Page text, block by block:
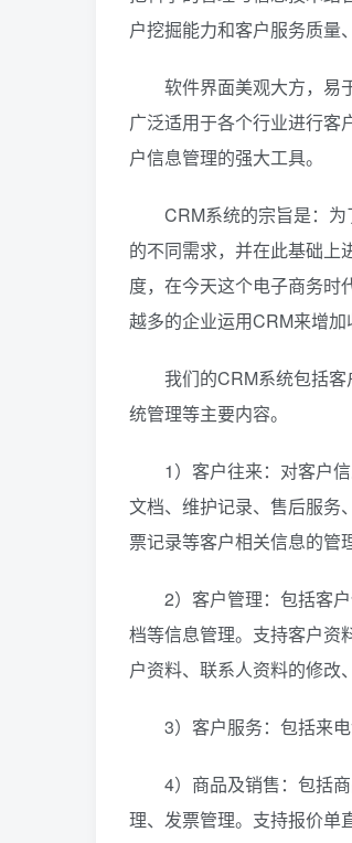
户挖掘能力和客户服务质量
软件界面美观大方，易于
广泛适用于各个行业进行客
户信息管理的强大工具。
CRM系统的宗旨是：为
的不同需求，并在此基础上
度，在今天这个电子商务时
越多的企业运用CRM来增加
我们的CRM系统包括客
统管理等主要内容。
1）客户往来：对客户信
文档、维护记录、售后服务
票记录等客户相关信息的管
2）客户管理：包括客户
档等信息管理。支持客户资
户资料、联系人资料的修改
3）客户服务：包括来电
4）商品及销售：包括商
理、发票管理。支持报价单